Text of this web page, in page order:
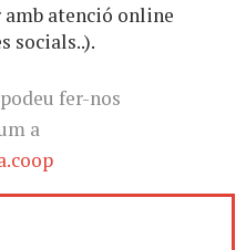
atenció online
socials..).
fer-nos
a